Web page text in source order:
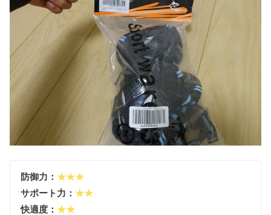
防御力：★★★
サポート力：★★
快適度：★★